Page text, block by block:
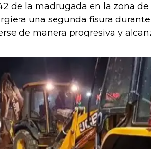
de la madrugada en la zona de
una segunda fisura
de manera progresiva y